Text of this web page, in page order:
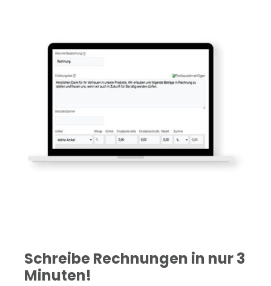
Schreibe Rechnungen in nur 3
Minuten!